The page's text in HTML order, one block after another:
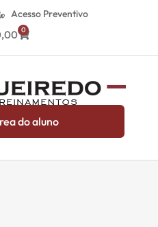
Acesso Preventivo
0
do aluno